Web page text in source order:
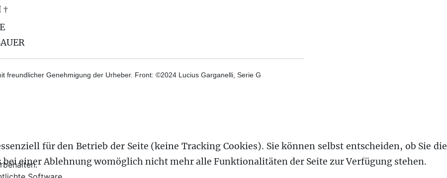
†
freundlicher Genehmigung der Urheber. Front: ©2024 Lucius Garganelli, Serie G
für den Betrieb der Seite (keine Tracking Cookies). Sie können selbst entscheiden, ob Sie die
bei einer Ablehnung womöglich nicht mehr alle Funktionalitäten der Seite zur Verfügung stehen.